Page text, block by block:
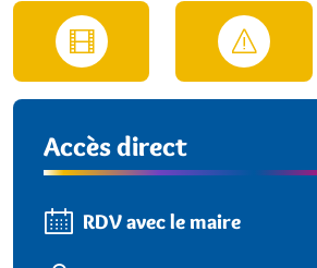
Accès direct
RDV avec le maire